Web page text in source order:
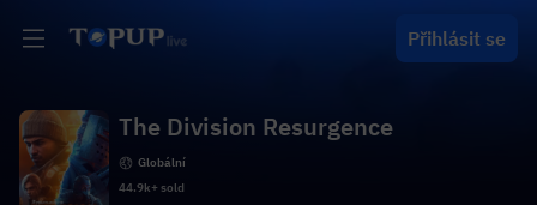
Přihlásit se
The Division Resurgence
Globální
44.9k+ sold